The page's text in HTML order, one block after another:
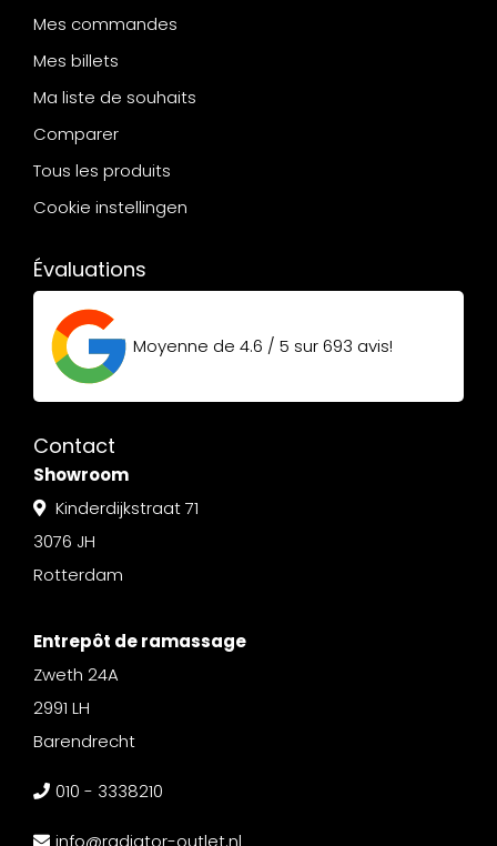
Mes commandes
Mes billets
Ma liste de souhaits
Comparer
Tous les produits
Cookie instellingen
Évaluations
Moyenne de 4.6 / 5 sur693 avis!
Contact
Showroom
Kinderdijkstraat 71
3076 JH
Rotterdam
Entrepôt de ramassage
Zweth 24A
2991 LH
Barendrecht
010 - 3338210
info@radiator-outlet.nl